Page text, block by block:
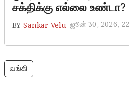
சக்திக்கு எல்லை உண்டா?
BY Sankar Velu ஜூன் 30, 2026,
வங்கி